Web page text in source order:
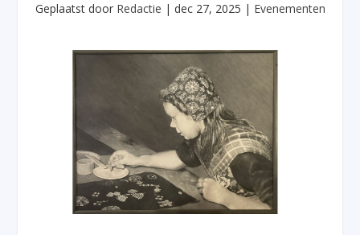
Geplaatst door Redactie | dec 27, 2025 | Evenementen